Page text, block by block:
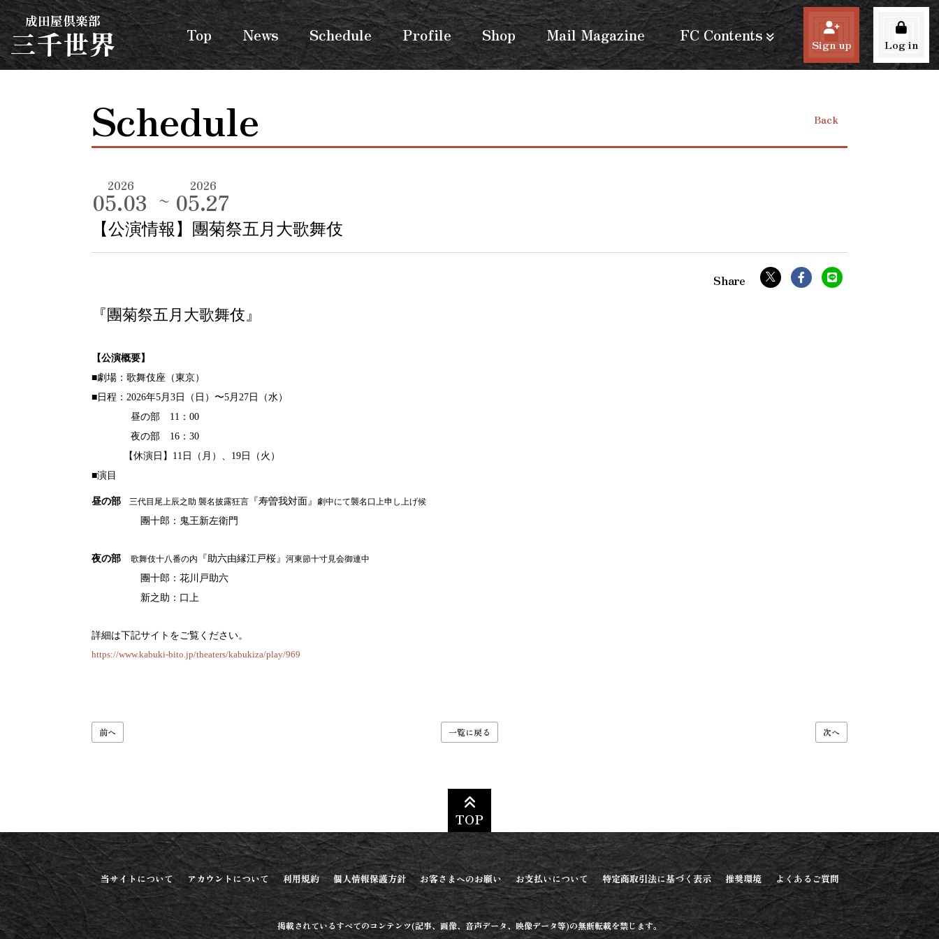
成田屋倶楽部
三千世界 Top News Schedule Profile Shop Mail Magazine FC Contents Sign up Log in
Schedule Back
2026
05.03
2026
05.27
【公演情報】團菊祭五月大歌舞伎
『團菊祭五月大歌舞伎』
【公演概要】
■劇場：歌舞伎座（東京）
■日程：2026年5月3 日（日）〜5月27日（水）
昼の部 11：00
夜の部 16：30
【休演日】11日（月）、19日（火）
■演目
昼の部 三代目尾上辰之助 襲名披露狂言 『寿曽我対面』 劇中にて襲名口上申し上げ候
團十郎：鬼王新左衛門
夜の部 歌舞伎十八番の内 『助六由縁江戸桜』 河東節十寸見会御連中
團十郎：花川戸助六
新之助：口上
詳細は下記サイト をご覧ください。
https://www.kabuki-bito.jp/theaters/kabukiza/play/969
前へ 一覧に戻る 次へ
TOP
当サイトについて アカウントについて 利用規約 個人情報保護方針 お客さまへのお願い お支払いについて 特定商取引法に基づく表示 推奨環境 よくあるご質問
掲載されているすべてのコンテンツ(記事、画像、音声データ、映像データ等)の無断転載を禁じます。